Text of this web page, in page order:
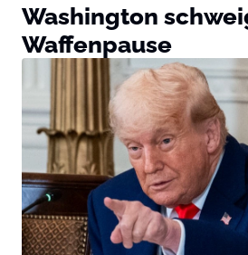
Washington
Waffenpause